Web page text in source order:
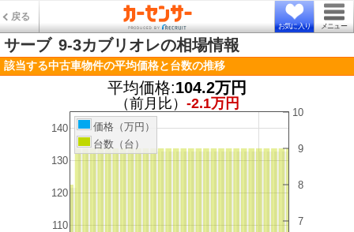
戻る
お気に入り メニュー
サーブ 9-3カブリオレの相場情報
該当する中古車物件の平均価格と台数の推移
平均価格:104.2万円
（前月比） -2.1万円
110
120
130
140
7
8
9
10
価格（万円）
台数（台）